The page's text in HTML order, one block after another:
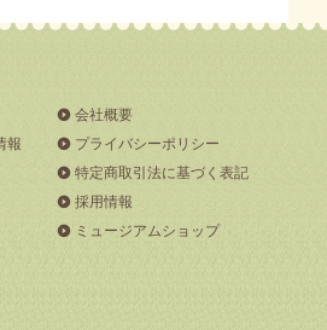
報
会社概要
プライバシーポリシー
特定商取引法に基づく表記
採用情報
ミュージアムショップ